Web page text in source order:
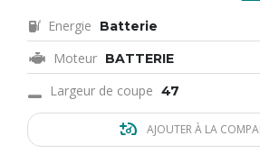
Energie Batterie
Moteur BATTERIE
Largeur de coupe 47
AJOUTER À LA